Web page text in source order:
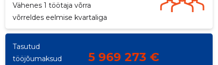
Vähenes 1 töötaja võrra
võrreldes eelmise kvartaliga
Tasutud
tööjõumaksud
5 969 273 €